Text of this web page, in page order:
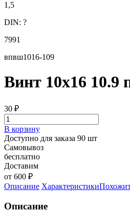
1,5
DIN: ?
7991
впвш1016-109
Винт 10х16 10.9
30 ₽
В корзину
Доступно для заказа 90 шт
Самовывоз
бесплатно
Доставим
от 600 ₽
Описание Характеристики
Описание